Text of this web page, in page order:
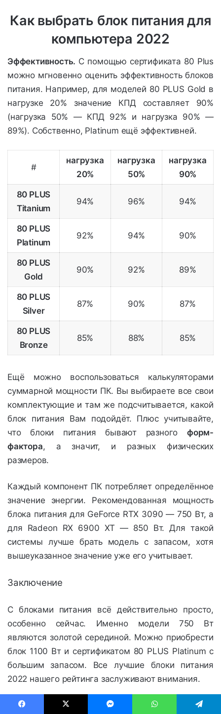
Как выбрать блок питания для
компьютера 2022
Эффективность. С помощью сертификата 80 Plus
можно мгновенно оценить эффективность блоков
питания. Например, для моделей 80 PLUS Gold в
нагрузке 20% значение КПД составляет 90%
(нагрузка 50% — КПД 92% и нагрузка 90% —
89%). Собственно, Platinum ещё эффективней.
#
нагрузка
20%
нагрузка
50%
нагрузка
90%
80 PLUS
Titanium
94% 96% 94%
80 PLUS
Platinum
92% 94% 90%
80 PLUS
Gold
90% 92% 89%
80 PLUS
Silver
87% 90% 87%
80 PLUS
Bronze
85% 88% 85%
Ещё можно воспользоваться калькуляторами
суммарной мощности ПК. Вы выбираете все свои
комплектующие и там же подсчитывается, какой
блок питания Вам подойдёт. Плюс учитывайте,
что блоки питания бывают разного форм-
фактора, а значит, и разных физических
размеров.
Каждый компонент ПК потребляет определённое
значение энергии. Рекомендованная мощность
блока питания для GeForce RTX 3090 — 750 Вт, а
для Radeon RX 6900 XT — 850 Вт. Для такой
системы лучше брать модель с запасом, хотя
вышеуказанное значение уже его учитывает.
Заключение
С блоками питания всё действительно просто,
особенно сейчас. Именно модели 750 Вт
являются золотой серединой. Можно приобрести
блок 1100 Вт и сертификатом 80 PLUS Platinum с
большим запасом. Все лучшие блоки питания
2022 нашего рейтинга заслуживают внимания.